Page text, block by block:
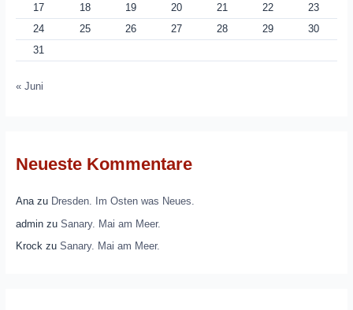
17
18 19 20 21 22
23
24
25 26 27 28 29
30
31
« Juni
Neueste Kommentare
Anazu Dresden. Im Osten was Neues.
adminzu Sanary. Mai am Meer.
Krockzu Sanary. Mai am Meer.